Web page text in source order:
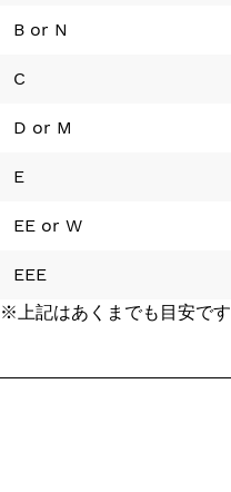
B or N
C
D or M
E
EE or W
EEE
※上記はあくまでも目安です